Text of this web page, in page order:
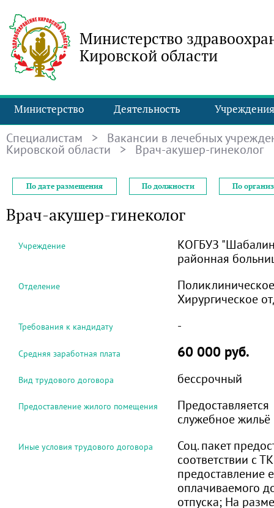
Министерство
Кировской области
Министерство Деятельность Учреждения
Специалистам > Вакансии в лечебных
Кировской области > Врач-акушер-гинеколог
По дате размещения По должности По
Врач-акушер-гинеколог
Учреждение
КОГБУЗ
районная
Отделение
Хирургическое
Требования к кандидату -
Средняя заработная плата 60 000 руб.
Вид трудового договора бессрочный
Предоставление жилого помещения
Предоставляется
служебное жильё
Иные условия трудового договора
Соц. пакет
соответствии с
предоставление
оплачиваемого
отпуска; На